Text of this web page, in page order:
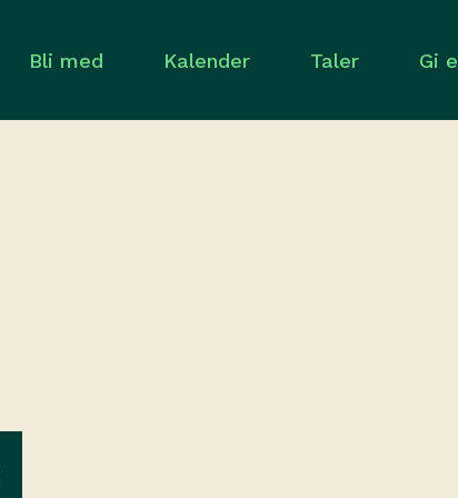
Bli med Kalender Taler Gi